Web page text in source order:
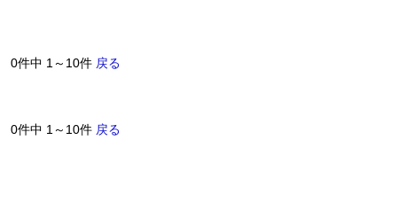
0件中 1～10件 戻る
0件中 1～10件 戻る